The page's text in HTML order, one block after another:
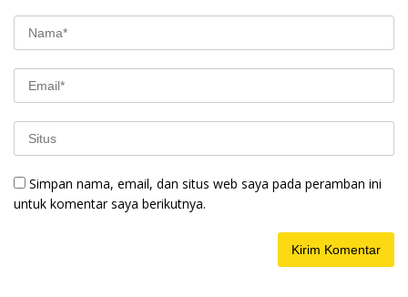
Simpan nama, email, dan situs web saya pada peramban ini
untuk komentar saya berikutnya.